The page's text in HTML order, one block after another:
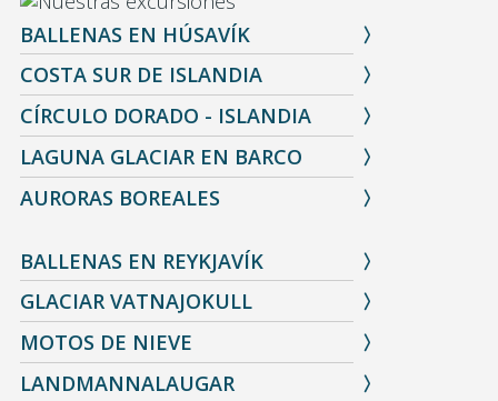
BALLENAS EN HÚSAVÍK
COSTA SUR DE ISLANDIA
CÍRCULO DORADO - ISLANDIA
LAGUNA GLACIAR EN BARCO
AURORAS BOREALES
BALLENAS EN REYKJAVÍK
GLACIAR VATNAJOKULL
MOTOS DE NIEVE
LANDMANNALAUGAR